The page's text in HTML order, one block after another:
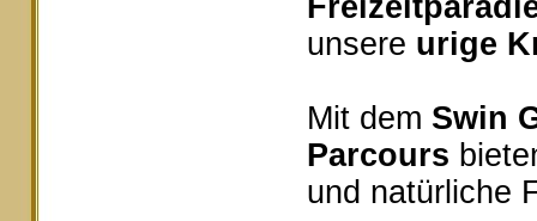
unsere urige
Mit dem Swin
Parcours
und natürliche